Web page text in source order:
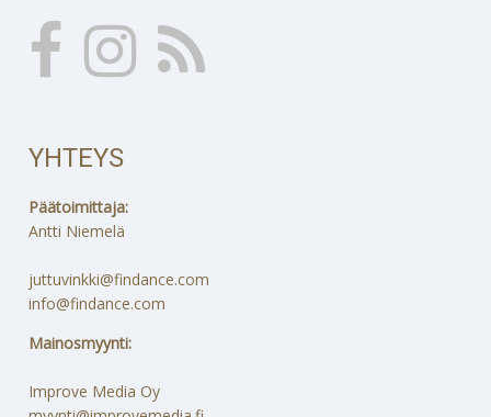
YHTEYS
Päätoimittaja:
Antti Niemelä
juttuvinkki@findance.com
info@findance.com
Mainosmyynti:
Improve Media Oy